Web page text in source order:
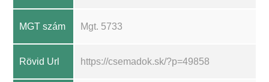
MGT szám Mgt. 5733
Rövid Url https://csemadok.sk/?p=49858